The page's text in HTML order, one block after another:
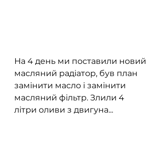
На 4 день ми поставили новий
масляний радіатор, був план
замінити масло і замінити
масляний фільтр. Злили 4
літри оливи з двигуна...